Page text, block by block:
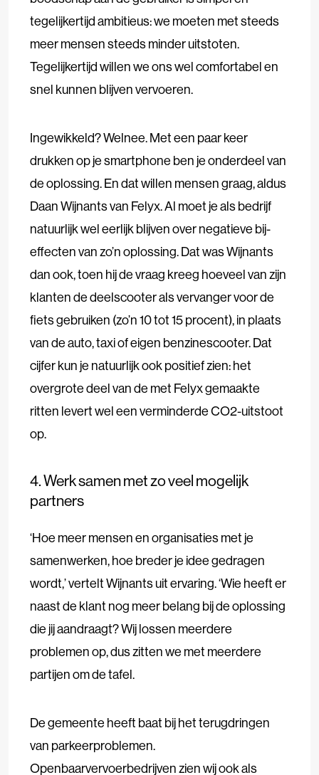
tegelijkertijd ambitieus: we moeten met steeds
meer mensen steeds minder uitstoten.
Tegelijkertijd willen we ons wel comfortabel en
snel kunnen blijven vervoeren.
Ingewikkeld? Welnee. Met een paar keer
drukken op je smartphone ben je onderdeel van
de oplossing. En dat willen mensen graag, aldus
Daan Wijnants van Felyx. Al moet je als bedrijf
natuurlijk wel eerlijk blijven over negatieve bij-
effecten van zo’n oplossing. Dat was Wijnants
dan ook, toen hij de vraag kreeg hoeveel van zijn
klanten de deelscooter als vervanger voor de
fiets gebruiken (zo’n 10 tot 15 procent), in plaats
van de auto, taxi of eigen benzinescooter. Dat
cijfer kun je natuurlijk ook positief zien: het
overgrote deel van de met Felyx gemaakte
ritten levert wel een verminderde CO2-uitstoot
op.
4. Werk samen met zo veel mogelijk
partners
‘Hoe meer mensen en organisaties met je
samenwerken, hoe breder je idee gedragen
wordt,’ vertelt Wijnants uit ervaring. ‘Wie heeft er
naast de klant nog meer belang bij de oplossing
die jij aandraagt? Wij lossen meerdere
problemen op, dus zitten we met meerdere
partijen om de tafel.
De gemeente heeft baat bij het terugdringen
van parkeerproblemen.
Openbaarvervoerbedrijven zien wij ook als